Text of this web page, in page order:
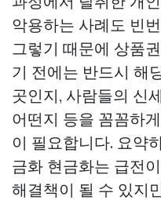
악용하는 사례도 빈
그렇기 때문에 상품
기 전에는 반드시 해
곳인지, 사람들의 신
어떤지 등을 꼼꼼하
이 필요합니다. 요약
금화 현금화는 급전
해결책이 될 수 있지